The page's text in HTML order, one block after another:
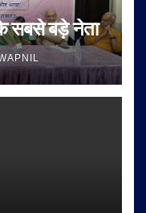
के सबसे बड़े नेता